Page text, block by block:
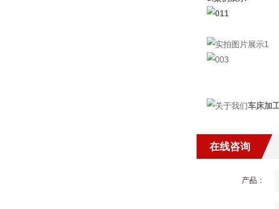
车床加
在线咨询
产品：